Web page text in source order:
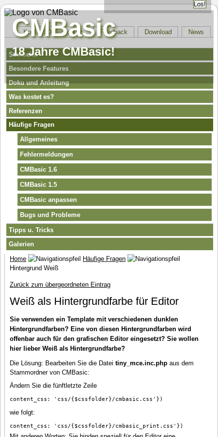
CMBasic
18 Jahre CMBasic!
Kontakt/Datenschutz Feedback Download News
Startseite
Besondere Features
Doku und Anleitung
Was kostet es?
Referenzen
Häufige Fragen
Allgemeines
Fehlermeldungen
CMBasic 1.6
CMBasic 1.5
CMBasic anpassen
Bugs und Probleme
Tipps u. Tricks
Galerien
Home
Häufige Fragen
Hintergrund Weiß
Zurück zum übergeordneten Eintrag
Weiß als Hintergrundfarbe für Editor
Sie verwenden ein Template mit verschiedenen dunklen
Hintergrundfarben? Eine von diesen Hintergrundfarben wird
offenbar auch für den grafischen Editor eingesetzt? Sie wollen
hier lieber Weiß als Hintergrundfarbe?
Die Lösung: Bearbeiten Sie die Datei tiny_mce.inc.php aus dem
Stammordner von CMBasic:
Ändern Sie die fünftletzte Zeile
content_css: 'css/{$cssfolder}/cmbasic.css'})
wie folgt:
content_css: 'css/{$cssfolder}/cmbasic_print.css'})